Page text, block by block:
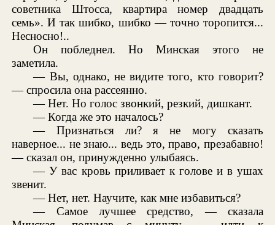
советника Штосса, квартира номер двадцать
семь». И так шибко, шибко — точно торопится...
Несносно!..
Он побледнел. Но Минская этого не
заметила.
— Вы, однако, не видите того, кто говорит?
— спросила она рассеянно.
— Нет. Но голос звонкий, резкий, дишкант.
— Когда же это началось?
— Признаться ли? я не могу сказать
наверное... не знаю... ведь это, право, презабавно!
— сказал он, принужденно улыбаясь.
— У вас кровь приливает к голове и в ушах
звенит.
— Нет, нет. Научите, как мне избавиться?
— Самое лучшее средство, — сказала